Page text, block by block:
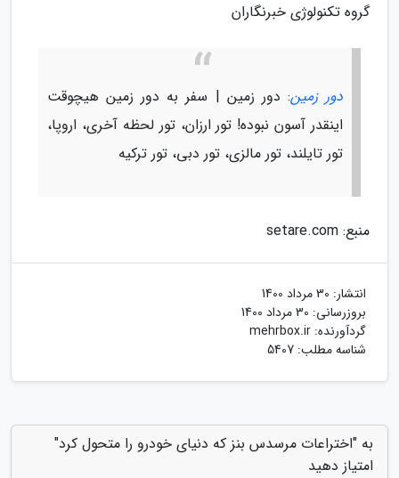
گروه تکنولوژی خبرنگاران
دور زمین: دور زمین | سفر به دور زمین هیچوقت
اینقدر آسون نبوده! تور ارزان، تور لحظه آخری، اروپا،
تور تایلند، تور مالزی، تور دبی، تور ترکیه
منبع: setare.com
انتشار: 30 مرداد 1400
بروزرسانی: 30 مرداد 1400
گردآورنده: mehrbox.ir
شناسه مطلب: 5407
به "اختراعات مرسدس بنز که دنیای خودرو را متحول کرد"
امتیاز دهید